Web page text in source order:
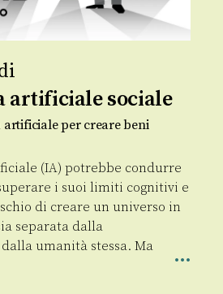
artificiale sociale
artificiale per creare beni
(IA) potrebbe condurre
i suoi limiti cognitivi e
di creare un universo in
separata dalla
umanità stessa. Ma